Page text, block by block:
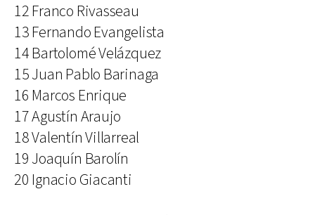
12 Franco Rivasseau
13 Fernando Evangelista
14 Bartolomé Velázquez
15 Juan Pablo Barinaga
16 Marcos Enrique
17 Agustín Araujo
18 Valentín Villarreal
19 Joaquín Barolín
20 Ignacio Giacanti